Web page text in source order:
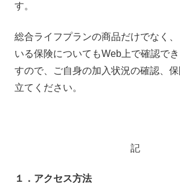
す。
総合ライフプランの商品だけでなく
いる保険についてもWeb上で確認で
すので、ご自身の加入状況の確認、
立てください。
記
１．アクセス方法